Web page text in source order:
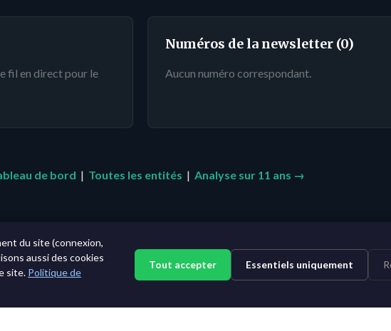
fil en direct pour le
Numéros de la newsletter (0)
Aucun numéro correspondant.
de bord | Toutes les entités | Analyse sur 11 ans →
du site (connexion,
aussi des cookies
site. Politique de
Tout accepter Essentiels uniquement